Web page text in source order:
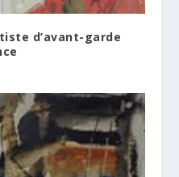
d’avant-garde